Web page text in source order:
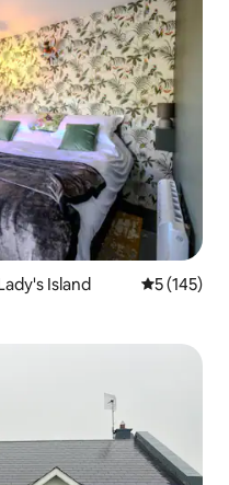
Island
5 (145)